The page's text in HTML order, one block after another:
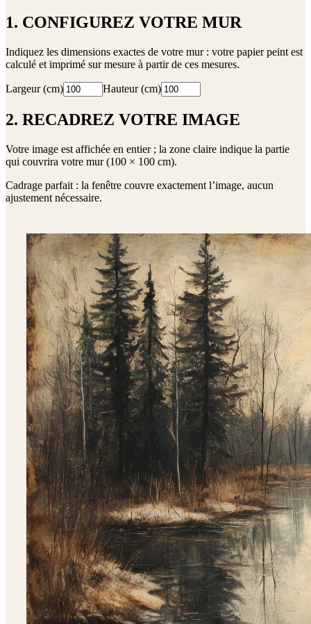
1. CONFIGUREZ VOTRE MUR
Indiquez les dimensions exactes de votre mur : votre papier peint est
calculé et imprimé sur mesure à partir de ces mesures.
Largeur (cm) Hauteur (cm)
2. RECADREZ VOTRE IMAGE
Votre image est affichée en entier ; la zone claire indique la partie
qui couvrira votre mur (100 × 100 cm).
Cadrage parfait : la fenêtre couvre exactement l’image, aucun
ajustement nécessaire.